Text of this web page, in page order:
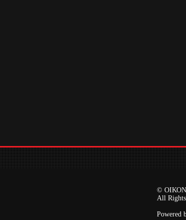
©
All Rights
Powered